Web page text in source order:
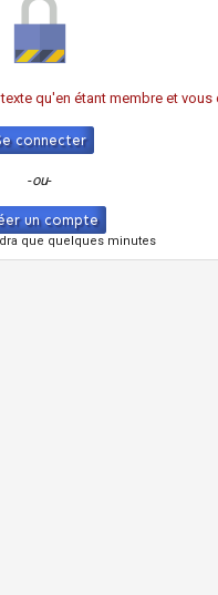
qu'en étant membre et vous
connecter
-ou-
un compte
que quelques minutes